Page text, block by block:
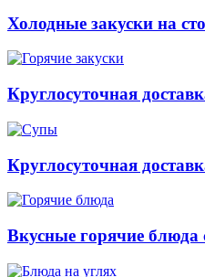
Холодные закуски на
Круглосуточная
Круглосуточная
Вкусные горячие блюда